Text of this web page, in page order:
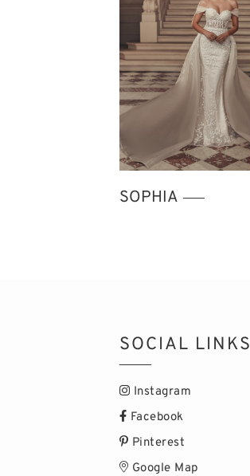
SOPHIA
SOCIAL LINKS
Instagram
Facebook
Pinterest
Google Map